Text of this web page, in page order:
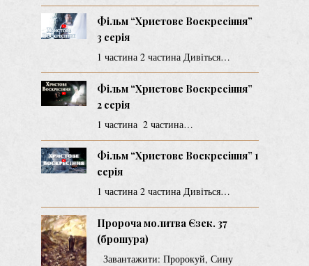
Фільм “Христове Воскресіння”
3 серія
1 частина 2 частина Дивіться…
Фільм “Христове Воскресіння”
2 серія
1 частина 2 частина…
Фільм “Христове Воскресіння” 1
серія
1 частина 2 частина Дивіться…
Пророча молитва Єзек. 37
(брошура)
Завантажити: Пророкуй, Сину